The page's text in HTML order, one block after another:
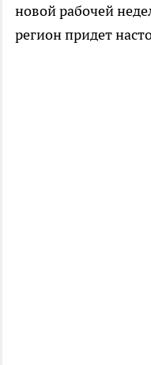
новой рабочей
регион придет